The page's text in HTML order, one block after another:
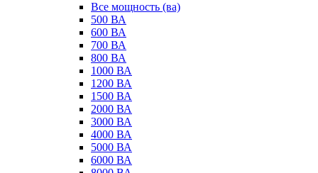
Все мощность (ва)
500 ВА
600 ВА
700 ВА
800 ВА
1000 ВА
1200 ВА
1500 ВА
2000 ВА
3000 ВА
4000 ВА
5000 ВА
6000 ВА